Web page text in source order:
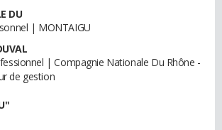
DU
| MONTAIGU
| Compagnie Nationale Du Rhône -
de gestion